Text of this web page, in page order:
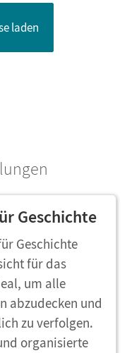
laden
Geschichte
Geschichte
für das
um alle
abzudecken und
zu verfolgen.
organisierte